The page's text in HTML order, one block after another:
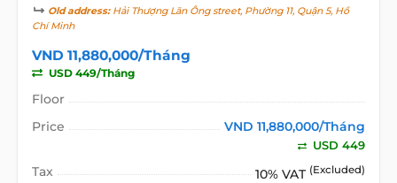
Old address:Hải Thượng Lãn Ông street, Phường 11, Quận 5, Hồ
Chí Minh
VND 11,880,000/Tháng
USD 449/Tháng
Floor
Price
VND 11,880,000/Tháng
USD 449
Tax 10% VAT (Excluded)